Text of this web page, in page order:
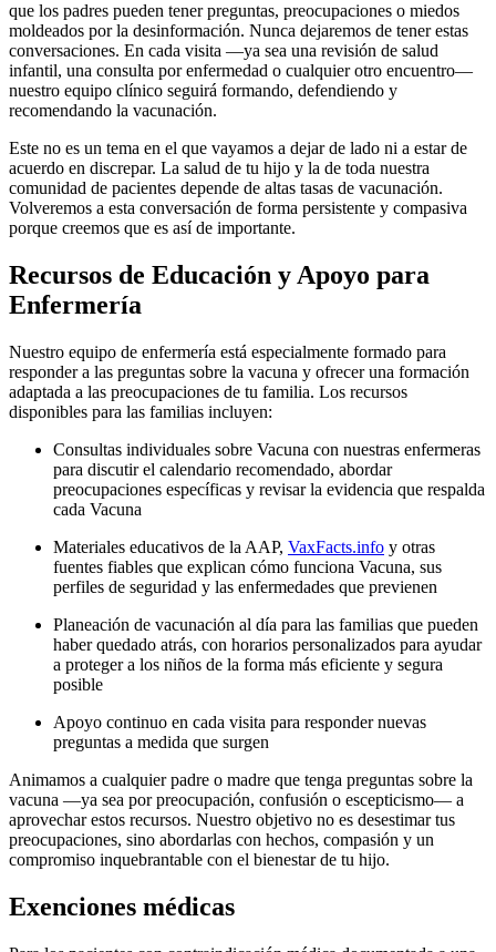
que los padres pueden tener preguntas, preocupaciones o miedos
moldeados por la desinformación. Nunca dejaremos de tener estas
conversaciones. En cada visita —ya sea una revisión de salud
infantil, una consulta por enfermedad o cualquier otro encuentro—
nuestro equipo clínico seguirá formando, defendiendo y
recomendando la vacunación.
Este no es un tema en el que vayamos a dejar de lado ni a estar de
acuerdo en discrepar. La salud de tu hijo y la de toda nuestra
comunidad de pacientes depende de altas tasas de vacunación.
Volveremos a esta conversación de forma persistente y compasiva
porque creemos que es así de importante.
Recursos de Educación y Apoyo para
Enfermería
Nuestro equipo de enfermería está especialmente formado para
responder a las preguntas sobre la vacuna y ofrecer una formación
adaptada a las preocupaciones de tu familia. Los recursos
disponibles para las familias incluyen:
Consultas individuales sobre Vacuna con nuestras enfermeras
para discutir el calendario recomendado, abordar
preocupaciones específicas y revisar la evidencia que respalda
cada Vacuna
Materiales educativos de la AAP, VaxFacts.info y otras
fuentes fiables que explican cómo funciona Vacuna, sus
perfiles de seguridad y las enfermedades que previenen
Planeación de vacunación al día para las familias que pueden
haber quedado atrás, con horarios personalizados para ayudar
a proteger a los niños de la forma más eficiente y segura
posible
Apoyo continuo en cada visita para responder nuevas
preguntas a medida que surgen
Animamos a cualquier padre o madre que tenga preguntas sobre la
vacuna —ya sea por preocupación, confusión o escepticismo— a
aprovechar estos recursos. Nuestro objetivo no es desestimar tus
preocupaciones, sino abordarlas con hechos, compasión y un
compromiso inquebrantable con el bienestar de tu hijo.
Exenciones médicas